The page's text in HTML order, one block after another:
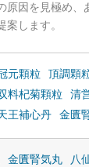
原因を見極め、
します。
元顆粒 頂調顆
料杞菊顆粒
清
王補心丹 金匱
金匱腎気丸
八